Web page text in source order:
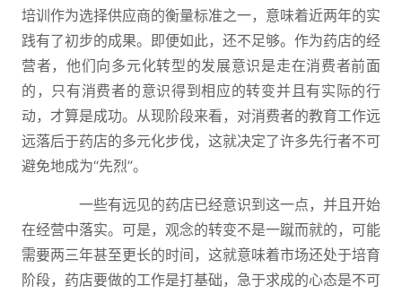
培训作为选择供应商的衡量标准之一，意味着近两年的实
践有了初步的成果。即便如此，还不足够。作为药店的经
营者，他们向多元化转型的发展意识是走在消费者前面
的，只有消费者的意识得到相应的转变并且有实际的行
动，才算是成功。从现阶段来看，对消费者的教育工作远
远落后于药店的多元化步伐，这就决定了许多先行者不可
避免地成为“先烈”。
一些有远见的药店已经意识到这一点，并且开始
在经营中落实。可是，观念的转变不是一蹴而就的，可能
需要两三年甚至更长的时间，这就意味着市场还处于培育
阶段，药店要做的工作是打基础，急于求成的心态是不可